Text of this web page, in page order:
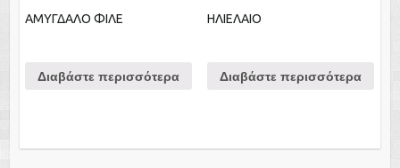
ΑΜΥΓΔΑΛΟ ΦΙΛΕ
Διαβάστε περισσότερα
ΗΛΙΕΛΑΙΟ
Διαβάστε περισσότερα